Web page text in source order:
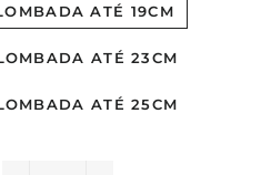
ATÉ 19CM
ATÉ 23CM
ATÉ 25CM